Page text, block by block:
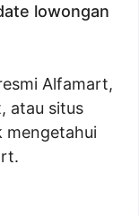
lowongan
Alfamart,
atau situs
mengetahui